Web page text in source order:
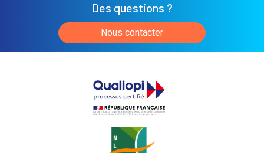
Des questions ?
Nous contacter